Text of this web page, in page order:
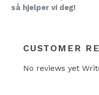
så hjelper vi deg!
CUSTOMER
No reviews yet